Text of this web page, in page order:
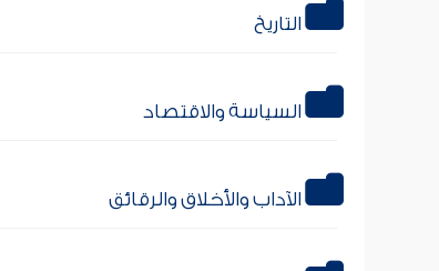
التاريخ
السياسة والاقتصاد
الآداب والأخلاق والرقائق